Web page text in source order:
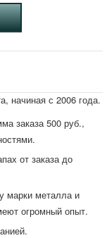
начиная с 2006 года.
заказа 500 руб.,
от заказа до
марки металла и
огромный опыт.